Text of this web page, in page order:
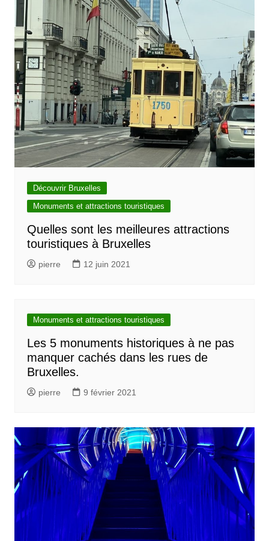
Découvrir Bruxelles
Monuments et attractions touristiques
Quelles sont les meilleures attractions
touristiques à Bruxelles
pierre 12 juin 2021
Monuments et attractions touristiques
Les 5 monuments historiques à ne pas
manquer cachés dans les rues de
Bruxelles.
pierre 9 février 2021